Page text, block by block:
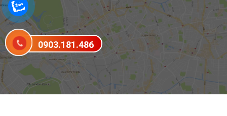
0903.181.486